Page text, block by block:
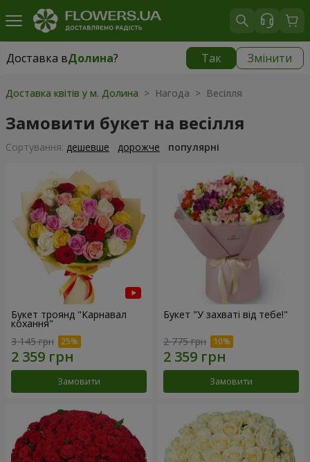
Доставка вДолина? Так Змінити
Доставка вДолина|
Доставка квітів у м. Долина > Нагода > Весілля
Замовити букет на весілля
Сортування: дешевше дорожче популярні
Букет троянд "Карнавал
кохання"
3 145 грн
Замовити
Букет "У захваті від тебе!"
2 775 грн
Замовити